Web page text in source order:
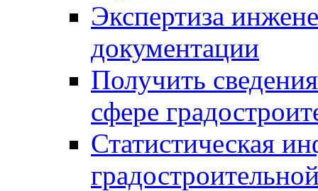
Экспертиза
документации
Получить
сфере
Статистическая